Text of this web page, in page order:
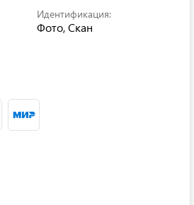
Идентификация:
Фото, Скан